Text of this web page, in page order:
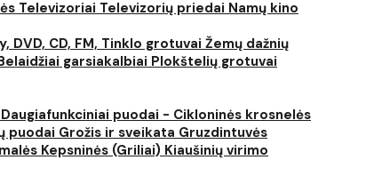
Televizoriai Televizorių priedai Namų kino
DVD, CD, FM, Tinklo grotuvai Žemų dažnių
garsiakalbiai Plokštelių grotuvai
Daugiafunkciniai puodai - Cikloninės krosnelės
puodai Grožis ir sveikata Gruzdintuvės
Kepsninės (Griliai) Kiaušinių virimo